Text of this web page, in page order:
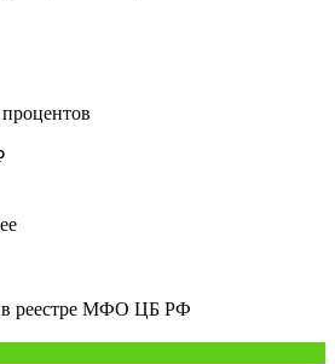
реестре МФО ЦБ РФ